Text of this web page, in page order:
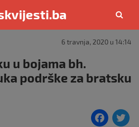
6 travnja, 2020 u 14:14
u bojama bh.
podrške za bratsku
F